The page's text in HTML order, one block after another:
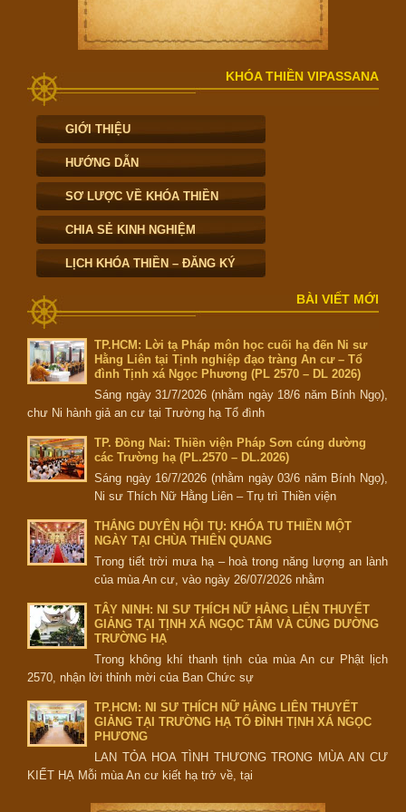
KHÓA THIỀN VIPASSANA
GIỚI THIỆU
HƯỚNG DẪN
SƠ LƯỢC VỀ KHÓA THIỀN
CHIA SẺ KINH NGHIỆM
LỊCH KHÓA THIỀN – ĐĂNG KÝ
BÀI VIẾT MỚI
TP.HCM: Lời tạ Pháp môn học cuối hạ đến Ni sư
Hằng Liên tại Tịnh nghiệp đạo tràng An cư – Tổ
đình Tịnh xá Ngọc Phương (PL 2570 – DL 2026)
Sáng ngày 31/7/2026 (nhằm ngày 18/6 năm Bính Ngọ),
chư Ni hành giả an cư tại Trường hạ Tổ đình
TP. Đồng Nai: Thiền viện Pháp Sơn cúng dường
các Trường hạ (PL.2570 – DL.2026)
Sáng ngày 16/7/2026 (nhằm ngày 03/6 năm Bính Ngọ),
Ni sư Thích Nữ Hằng Liên – Trụ trì Thiền viện
THẮNG DUYÊN HỘI TỤ: KHÓA TU THIỀN MỘT
NGÀY TẠI CHÙA THIÊN QUANG
Trong tiết trời mưa hạ – hoà trong năng lượng an lành
của mùa An cư, vào ngày 26/07/2026 nhằm
TÂY NINH: NI SƯ THÍCH NỮ HẰNG LIÊN THUYẾT
GIẢNG TẠI TỊNH XÁ NGỌC TÂM VÀ CÚNG DƯỜNG
TRƯỜNG HẠ
Trong không khí thanh tịnh của mùa An cư Phật lịch
2570, nhận lời thỉnh mời của Ban Chức sự
TP.HCM: NI SƯ THÍCH NỮ HẰNG LIÊN THUYẾT
GIẢNG TẠI TRƯỜNG HẠ TỔ ĐÌNH TỊNH XÁ NGỌC
PHƯƠNG
LAN TỎA HOA TÌNH THƯƠNG TRONG MÙA AN CƯ
KIẾT HẠ Mỗi mùa An cư kiết hạ trở về, tại